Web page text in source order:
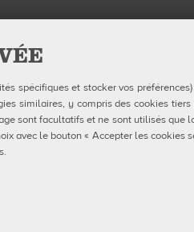
spécifiques et stocker vos
similaires, y compris des cookies tiers
sont facultatifs et ne sont utilisés que
avec le bouton « Accepter les cookies
Instagram
YouTube